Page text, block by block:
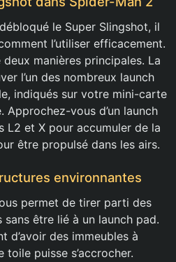
le Super Slingshot, il
l’utiliser efficacement.
manières principales. La
l’un des nombreux launch
indiqués sur votre mini-carte
Approchez-vous d’un launch
L2 et X pour accumuler de la
être propulsé dans les airs.
environnantes
permet de tirer parti des
être lié à un launch pad.
d’avoir des immeubles à
puisse s’accrocher.